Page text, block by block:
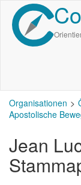
Direkt
zum
Inhalt
Organisationen
Apostolische
Jean